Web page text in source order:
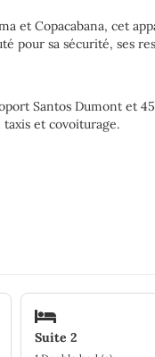
et Copacabana, cet
pour sa sécurité, ses
Santos Dumont et
taxis et covoiturage.
Suite 2